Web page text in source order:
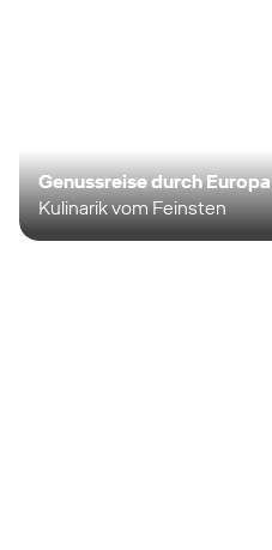
Genussreise durch Europa
Kulinarik vom Feinsten